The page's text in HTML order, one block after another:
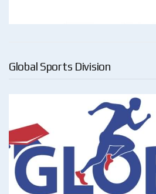
Global Sports Division